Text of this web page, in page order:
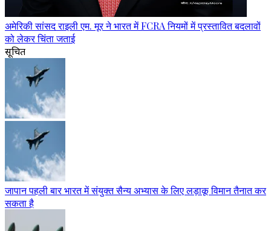
अमेरिकी सांसद राइली एम. मूर ने भारत में FCRA नियमों में प्रस्तावित बदलावों
को लेकर चिंता जताई
सूचित
जापान पहली बार भारत में संयुक्त सैन्य अभ्यास के लिए लड़ाकू विमान तैनात कर
सकता है